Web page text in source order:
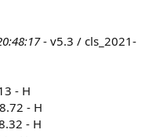
- v5.3 / cls_2021-
- H
- H
- H